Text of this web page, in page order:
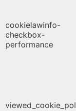
cookielawinfo-
checkbox-
performance